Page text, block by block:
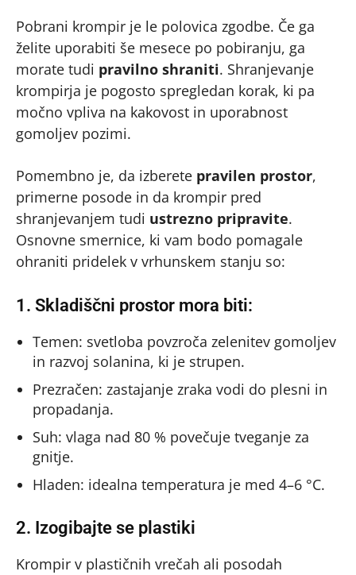
Pobrani krompir je le polovica zgodbe. Če ga
želite uporabiti še mesece po pobiranju, ga
morate tudi pravilno shraniti. Shranjevanje
krompirja je pogosto spregledan korak, ki pa
močno vpliva na kakovost in uporabnost
gomoljev pozimi.
Pomembno je, da izberete pravilen prostor,
primerne posode in da krompir pred
shranjevanjem tudi ustrezno pripravite.
Osnovne smernice, ki vam bodo pomagale
ohraniti pridelek v vrhunskem stanju so:
1. Skladiščni prostor mora biti:
Temen: svetloba povzroča zelenitev gomoljev
in razvoj solanina, ki je strupen.
Prezračen: zastajanje zraka vodi do plesni in
propadanja.
Suh: vlaga nad 80 % povečuje tveganje za
gnitje.
Hladen: idealna temperatura je med 4–6 °C.
2. Izogibajte se plastiki
Krompir v plastičnih vrečah ali posodah